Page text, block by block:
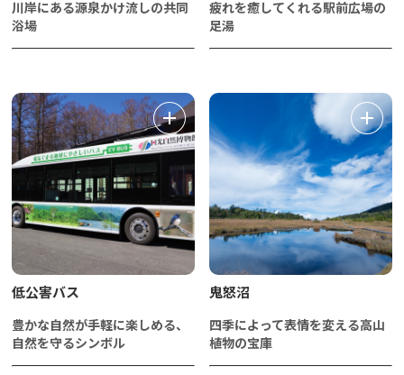
川岸にある源泉かけ流しの共同
浴場
疲れを癒してくれる駅前広場の
足湯
低公害バス
豊かな自然が手軽に楽しめる、
自然を守るシンボル
鬼怒沼
四季によって表情を変える高山
植物の宝庫